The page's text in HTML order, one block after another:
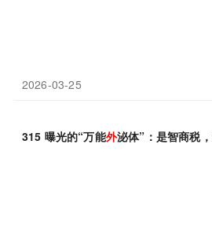
2026-03-25
315 曝光的“万能外泌体”：是智商税